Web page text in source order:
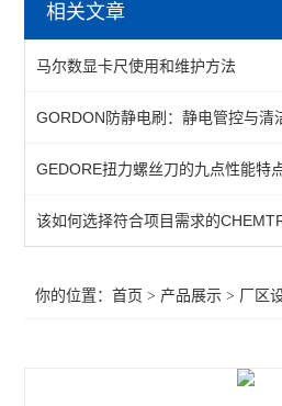
工作台
生产辅助设备
零件箱
工具车/柜
超声波清洗机
查看全部 >>
相关文章
马尔数显卡尺使用和维护方法
GORDON防静电刷：静电管控与清
GEDORE扭力螺丝刀的九点性能特
该如何选择符合项目需求的
你的位置：首页 > 产品展示 > 厂区